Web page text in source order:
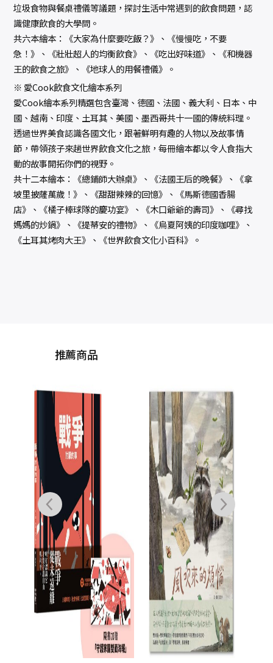
垃圾食物與餐桌禮儀等議題，探討生活中常遇到的飲食問題，認
識健康飲食的大學問。
共六本繪本：《大家為什麼要吃飯？》、《慢慢吃，不要
急！》、《壯壯超人的均衡飲食》、《吃出好味道》、《和機器
王的飲食之旅》、《地球人的用餐禮儀》。
※ 愛Cook飲食文化繪本系列
愛Cook繪本系列精選包含臺灣、德國、法國、義大利、日本、中
國、越南、印度、土耳其、美國、墨西哥共十一國的傳統料理。
透過世界美食認識各國文化，跟著鮮明有趣的人物以及故事情
節，帶領孩子來趟世界飲食文化之旅，每冊繪本都以令人食指大
動的故事開拓你們的視野。
共十二本繪本：《總鋪師大辦桌》、《法國王后的晚餐》、《拿
坡里披薩萬歲！》、《甜甜辣辣的回憶》、《馬斯德國香腸
店》、《橘子棒球隊的慶功宴》、《木口爺爺的壽司》、《尋找
媽媽的炒鍋》、《提蒂安的禮物》、《烏夏阿姨的印度咖哩》、
《土耳其烤肉大王》、《世界飲食文化小百科》。
推薦商品